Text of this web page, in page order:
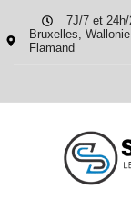
7J/7 et
Bruxelles,
Flamand